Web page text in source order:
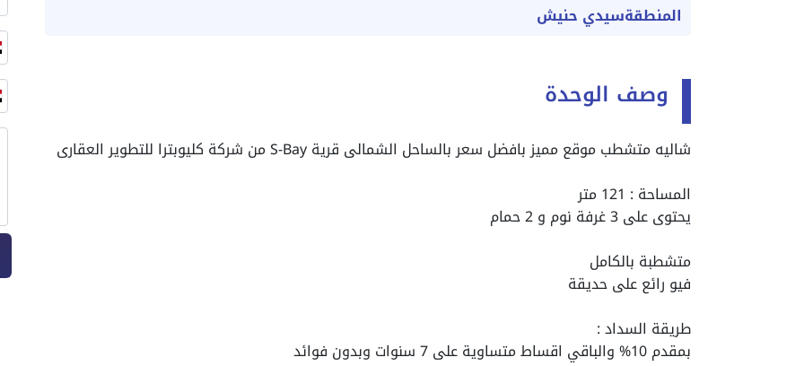
المنطقةسيدي حنيش
وصف الوحدة
شاليه متشطب موقع مميز بافضل سعر بالساحل الشمالى قرية S-Bay من شركة كليوبترا للتطوير العقارى
المساحة : 121 متر
يحتوى على 3 غرفة نوم و 2 حمام
متشطبة بالكامل
فيو رائع على حديقة
طريقة السداد :
بمقدم 10% والباقي اقساط متساوية على 7 سنوات وبدون فوائد